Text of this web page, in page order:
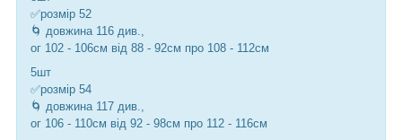
✅розмір 52
🌀 довжина 116 див.,
ог 102 - 106см від 88 - 92см про 108 - 112см
5шт
✅розмір 54
🌀 довжина 117 див.,
ог 106 - 110см від 92 - 98см про 112 - 116см